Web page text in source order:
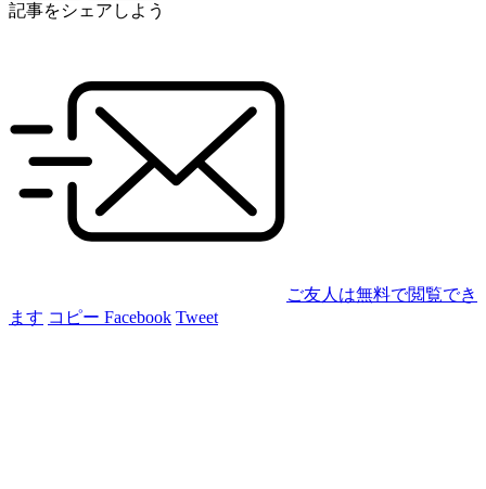
記事をシェアしよう
ご友人は無料で閲覧でき
ます コピー Facebook Tweet